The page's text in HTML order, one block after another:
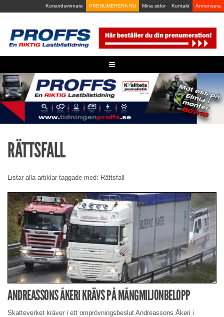
to
Korsordsvinnare PRENUMERERA NU Mina sidor Kontakt Annonsera
≡
RÄTTSFALL
Listar alla artiklar taggade med: Rättsfall
ANDREASSONS ÅKERI KRÄVS PÅ MÅNGMILJONBELOPP
Skatteverket kräver i ett omprövningsbeslut Andreassons Åkeri i